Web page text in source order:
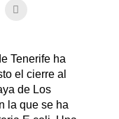
Tenerife ha
el cierre al
de Los
la que se ha